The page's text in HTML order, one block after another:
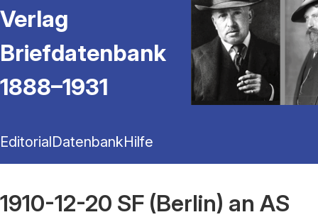
Verlag
Briefdatenbank
1888–1931
EditorialDatenbankHilfe
1910-12-20 SF (Berlin) an AS